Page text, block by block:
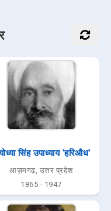
सिंह उपाध्याय 'हरिऔध'
आज़मगढ़, उत्तर प्रदेश
1865 - 1947